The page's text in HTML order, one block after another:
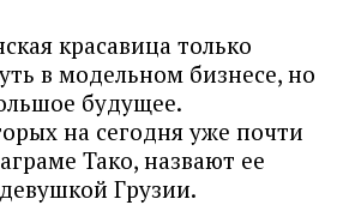
красавица только
в модельном бизнесе, но
будущее.
на сегодня уже почти
Тако, назвают ее
Грузии.